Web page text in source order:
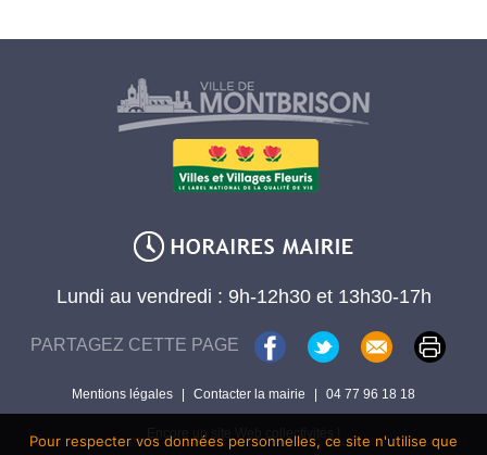
Lundi au vendredi : 9h-12h30 et 13h30-17h
PARTAGEZ CETTE PAGE
Mentions légales | Contacter la mairie | 04 77 96 18 18
Encore un site Web collectivités !
Pour respecter vos données personnelles, ce site n'utilise que